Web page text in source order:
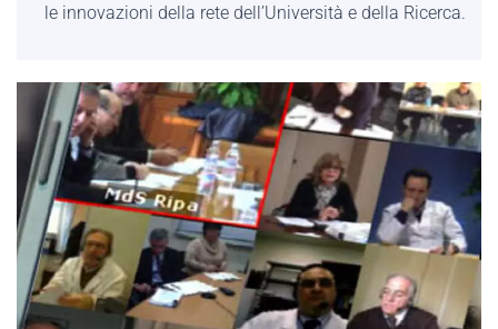
le innovazioni della rete dell’Università e della Ricerca.